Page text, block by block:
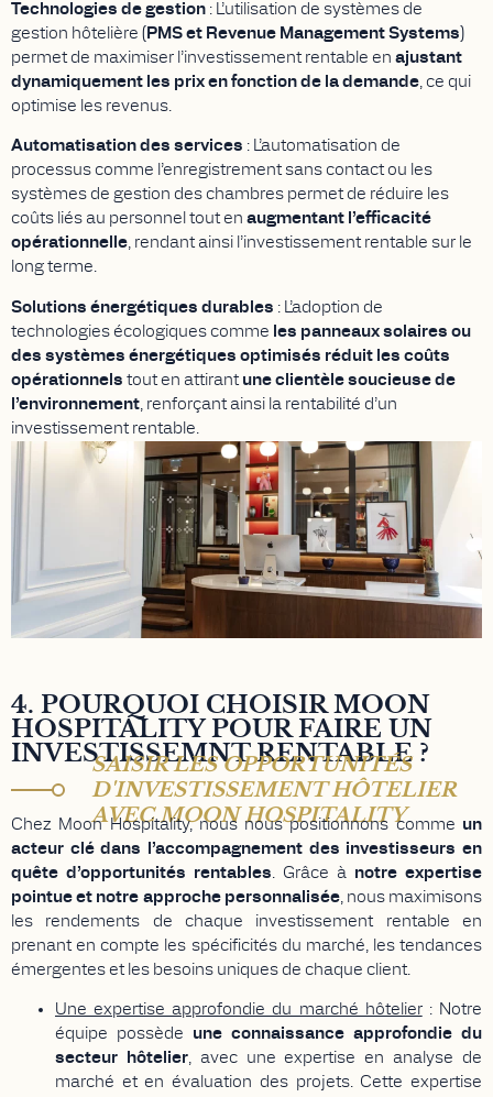
Technologies de gestion : L’utilisation de systèmes de
gestion hôtelière (PMS et Revenue Management Systems)
permet de maximiser l’investissement rentable en ajustant
dynamiquement les prix en fonction de la demande, ce qui
optimise les revenus.
Automatisation des services : L’automatisation de
processus comme l’enregistrement sans contact ou les
systèmes de gestion des chambres permet de réduire les
coûts liés au personnel tout en augmentant l’efficacité
opérationnelle, rendant ainsi l’investissement rentable sur le
long terme.
Solutions énergétiques durables : L’adoption de
technologies écologiques comme les panneaux solaires ou
des systèmes énergétiques optimisés réduit les coûts
opérationnels tout en attirant une clientèle soucieuse de
l’environnement , renforçant ainsi la rentabilité d’un
investissement rentable.
4. POURQUOI CHOISIR MOON
HOSPITALITY POUR FAIRE UN
INVESTISSEMNT RENTABLE ?
SAISIR LES OPPORTUNITÉS
D'INVESTISSEMENT HÔTELIER
AVEC MOON HOSPITALITY
Chez Moon Hospitality, nous nous positionnons comme un
acteur clé dans l’accompagnement des investisseurs en
quête d’opportunités rentables . Grâce à notre expertise
pointue et notre approche personnalisée, nous maximisons
les rendements de chaque investissement rentable en
prenant en compte les spécificités du marché, les tendances
émergentes et les besoins uniques de chaque client.
Une expertise approfondie du marché hôtelier: Notre
équipe possède une connaissance approfondie du
secteur hôtelier, avec une expertise en analyse de
marché et en évaluation des projets. Cette expertise